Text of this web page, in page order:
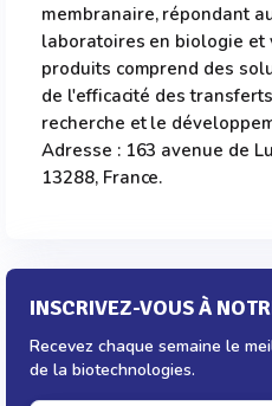
membranaire, répondant
laboratoires en biologie et
produits comprend des
de l'efficacité des
recherche et le
Adresse : 163 avenue de
13288, France.
INSCRIVEZ-VOUS À
Recevez chaque semaine le
de la biotechnologies.